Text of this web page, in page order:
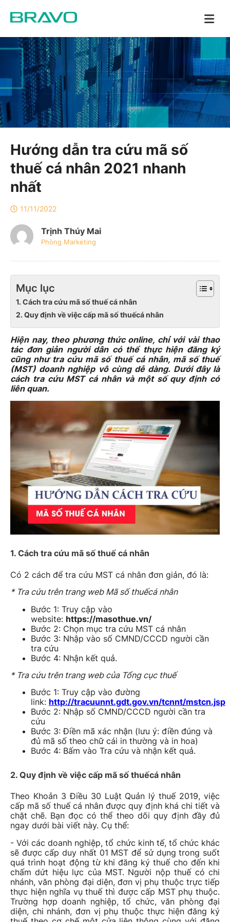
Hướng dẫn tra cứu mã số
thuế cá nhân 2021 nhanh
nhất
11/11/2022
Trịnh Thúy Mai
Phòng Marketing
Mục lục
1. Cách tra cứu mã số thuế cá nhân
2. Quy định về việc cấp mã số thuếcá nhân
Hiện nay, theo phương thức online, chỉ với vài thao
tác đơn giản người dân có thể thực hiện đăng ký
cũng như tra cứu mã số thuế cá nhân, mã số thuế
(MST) doanh nghiệp vô cùng dễ dàng. Dưới đây là
cách tra cứu MST cá nhân và một số quy định có
liên quan.
1. Cách tra cứu mã số thuế cá nhân
Có 2 cách để tra cứu MST cá nhân đơn giản, đó là:
* Tra cứu trên trang web Mã số thuếcá nhân
Bước 1: Truy cập vào
website: https://masothue.vn/
Bước 2: Chọn mục tra cứu MST cá nhân
Bước 3: Nhập vào số CMND/CCCD người cần
tra cứu
Bước 4: Nhận kết quả.
* Tra cứu trên trang web của Tổng cục thuế
Bước 1: Truy cập vào đường
link: http://tracuunnt.gdt.gov.vn/tcnnt/mstcn.jsp
Bước 2: Nhập số CMND/CCCD người cần tra
cứu
Bước 3: Điền mã xác nhận (lưu ý: điền đúng và
đủ mã số theo chữ cái in thường và in hoa)
Bước 4: Bấm vào Tra cứu và nhận kết quả.
2. Quy định về việc cấp mã số thuếcá nhân
Theo Khoản 3 Điều 30 Luật Quản lý thuế 2019, việc
cấp mã số thuế cá nhân được quy định khá chi tiết và
chặt chẽ. Bạn đọc có thể theo dõi quy định đầy đủ
ngay dưới bài viết này. Cụ thể:
- Với các doanh nghiệp, tổ chức kinh tế, tổ chức khác
sẽ được cấp duy nhất 01 MST để sử dụng trong suốt
quá trình hoạt động từ khi đăng ký thuế cho đến khi
chấm dứt hiệu lực của MST. Người nộp thuế có chi
nhánh, văn phòng đại diện, đơn vị phụ thuộc trực tiếp
thực hiện nghĩa vụ thuế thì được cấp MST phụ thuộc.
Trường hợp doanh nghiệp, tổ chức, văn phòng đại
diện, chi nhánh, đơn vị phụ thuộc thực hiện đăng ký